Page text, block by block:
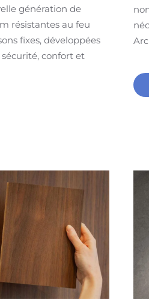
génération de
résistantes au feu
fixes, développées
confort et